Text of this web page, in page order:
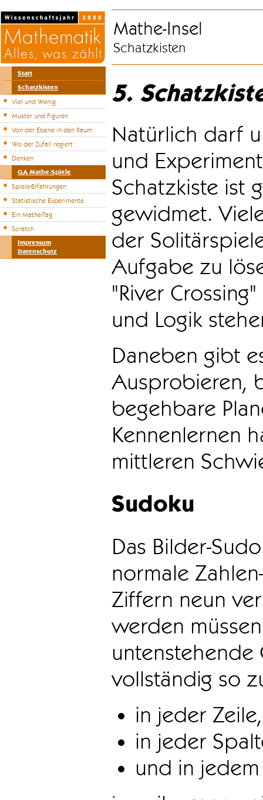
Start
Schatzkisten
Viel und Wenig
Muster und Figuren
Von der Ebene in den Raum
Wo der Zufall regiert
Denken
GA Mathe-Spiele
Spiele-Erfahrungen
Statistische Experimente
Ein Mathe-Tag
Scratch
Impressum
Datenschutz
Mathe-Insel
Schatzkisten
5.
Natürlich darf
und
Schatzkiste ist
gewidmet.
der
Aufgabe zu
"River
und Logik
Daneben gibt
Ausprobieren,
begehbare
Kennenlernen
mittleren
Sudoku
Das Bilder-
normale
Ziffern neun
werden
vollständig so
in jeder Zeile,
in jeder
und in